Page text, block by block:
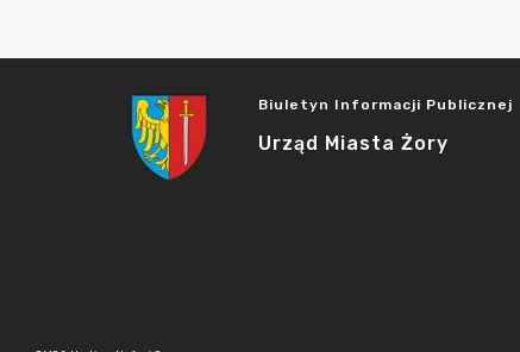
Biuletyn Informacji Publicznej
Urząd Miasta Żory